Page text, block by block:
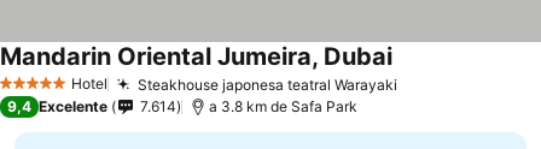
5 Estrelas Hotel Steakhouse japonesa teatral Warayaki
Mandarin Oriental Jumeira, Dubai
9,4 Excelente 7.614 a 3.8 km de Safa Park